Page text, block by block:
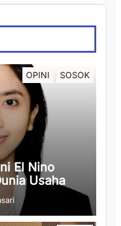
OPINI SOSOK
El Nino
Usaha